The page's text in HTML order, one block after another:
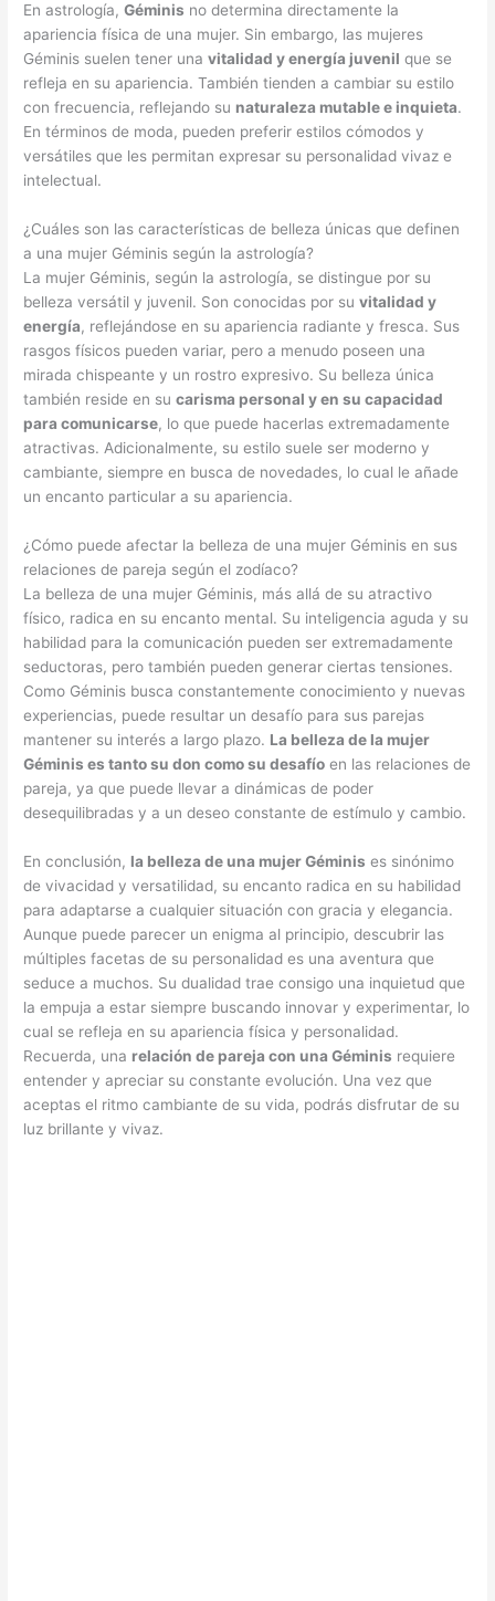
En astrología,Géminis no determina directamente la
apariencia física de una mujer. Sin embargo, las mujeres
Géminis suelen tener unavitalidad y energía juvenil que se
refleja en su apariencia. También tienden a cambiar su estilo
con frecuencia, reflejando su naturaleza mutable e inquieta.
En términos de moda, pueden preferir estilos cómodos y
versátiles que les permitan expresar su personalidad vivaz e
intelectual.
¿Cuáles son las características de belleza únicas que definen
a una mujer Géminis según la astrología?
La mujer Géminis, según la astrología, se distingue por su
belleza versátil y juvenil. Son conocidas por suvitalidad y
energía, reflejándose en su apariencia radiante y fresca. Sus
rasgos físicos pueden variar, pero a menudo poseen una
mirada chispeante y un rostro expresivo. Su belleza única
también reside en sucarisma personal y en su capacidad
para comunicarse, lo que puede hacerlas extremadamente
atractivas. Adicionalmente, su estilo suele ser moderno y
cambiante, siempre en busca de novedades, lo cual le añade
un encanto particular a su apariencia.
¿Cómo puede afectar la belleza de una mujer Géminis en sus
relaciones de pareja según el zodíaco?
La belleza de una mujer Géminis, más allá de su atractivo
físico, radica en su encanto mental. Su inteligencia aguda y su
habilidad para la comunicación pueden ser extremadamente
seductoras, pero también pueden generar ciertas tensiones.
Como Géminis busca constantemente conocimiento y nuevas
experiencias, puede resultar un desafío para sus parejas
mantener su interés a largo plazo. La belleza de la mujer
Géminis es tanto su don como su desafío en las relaciones de
pareja, ya que puede llevar a dinámicas de poder
desequilibradas y a un deseo constante de estímulo y cambio.
En conclusión, la belleza de una mujer Géminis es sinónimo
de vivacidad y versatilidad, su encanto radica en su habilidad
para adaptarse a cualquier situación con gracia y elegancia.
Aunque puede parecer un enigma al principio, descubrir las
múltiples facetas de su personalidad es una aventura que
seduce a muchos. Su dualidad trae consigo una inquietud que
la empuja a estar siempre buscando innovar y experimentar, lo
cual se refleja en su apariencia física y personalidad.
Recuerda, una relación de pareja con una Géminis requiere
entender y apreciar su constante evolución. Una vez que
aceptas el ritmo cambiante de su vida, podrás disfrutar de su
luz brillante y vivaz.